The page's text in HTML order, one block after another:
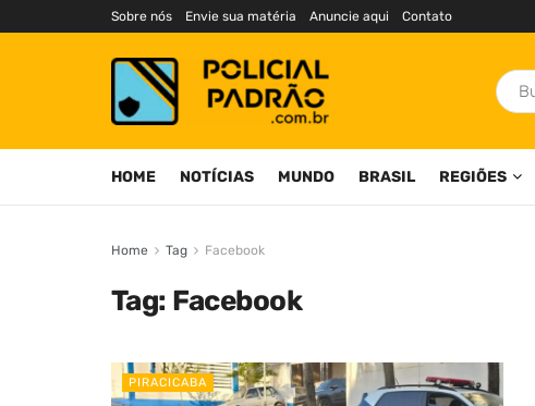
Sobre nós Envie sua matéria Anuncie aqui Contato
HOME NOTÍCIAS MUNDO BRASIL REGIÕES
Home Tag Facebook
Tag: Facebook
PIRACICABA